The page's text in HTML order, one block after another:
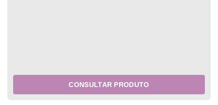
CONSULTAR PRODUTO